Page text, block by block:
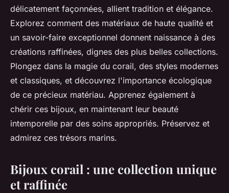
délicatement façonnées, allient tradition et élégance.
Explorez comment des matériaux de haute qualité et
un savoir-faire exceptionnel donnent naissance à des
créations raffinées, dignes des plus belles collections.
Plongez dans la magie du corail, des styles modernes
et classiques, et découvrez l'importance écologique
de ce précieux matériau. Apprenez également à
chérir ces bijoux, en maintenant leur beauté
intemporelle par des soins appropriés. Préservez et
admirez ces trésors marins.
Bijoux corail : une collection unique
et raffinée